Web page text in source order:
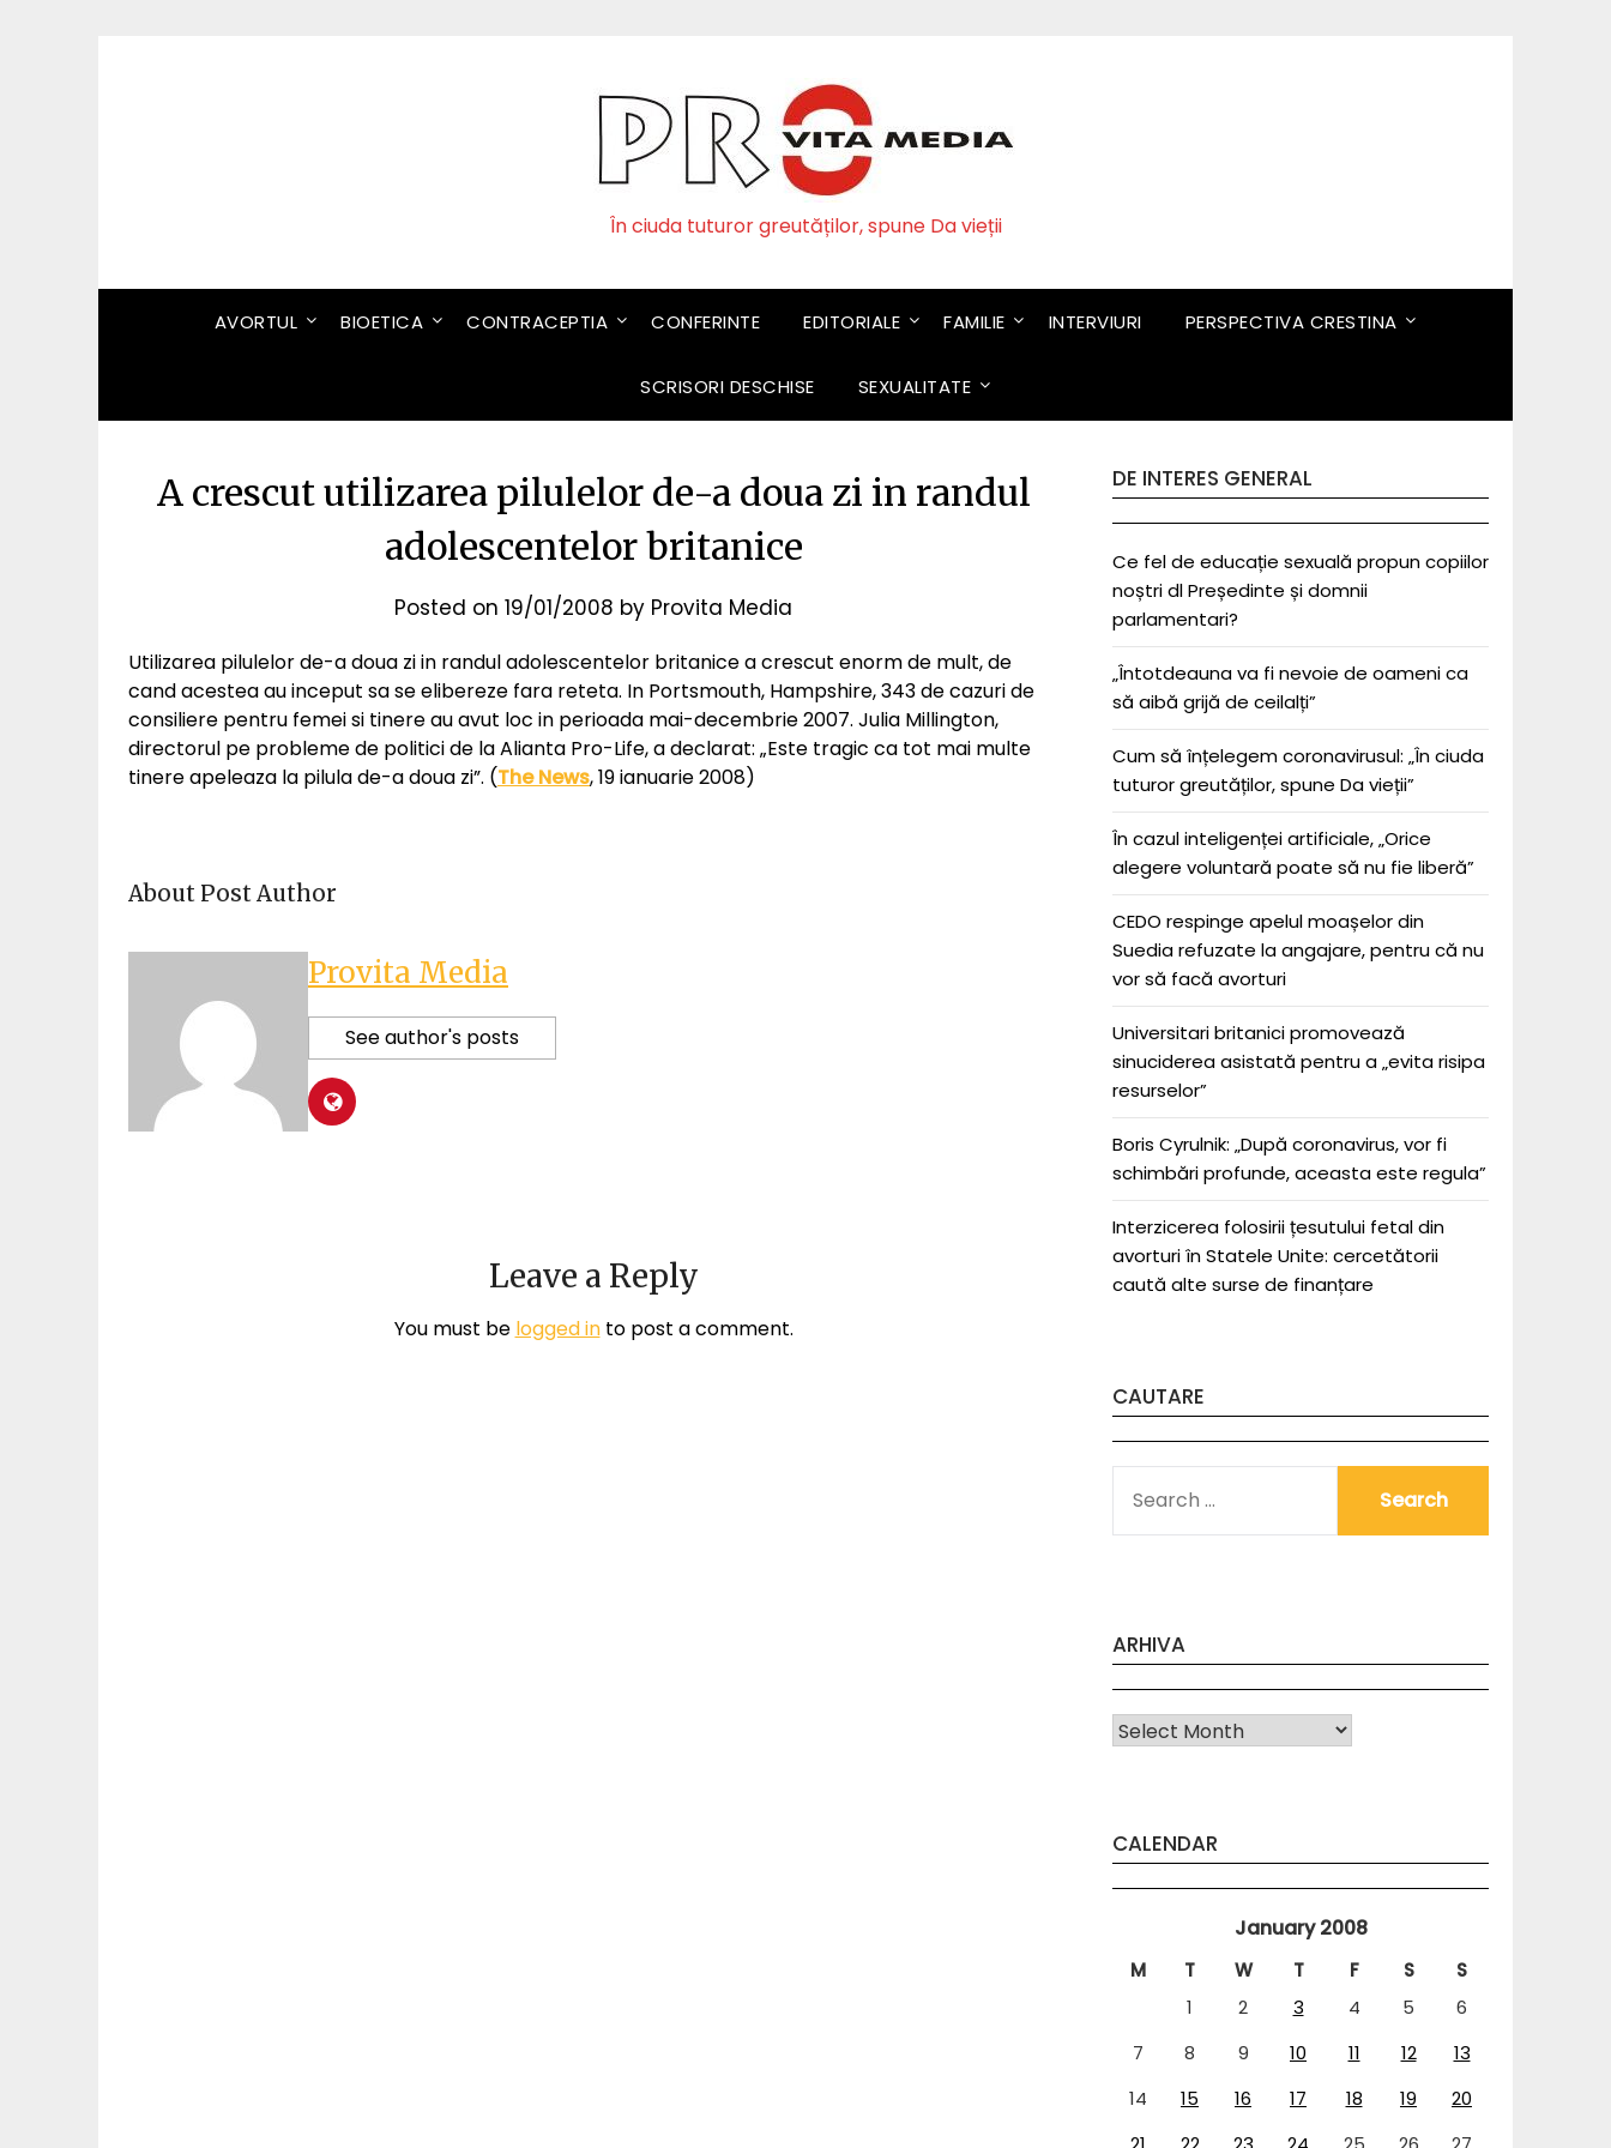
În ciuda tuturor greutăților, spune Da vieții
AVORTUL BIOETICA CONTRACEPTIA CONFERINTE EDITORIALE FAMILIE INTERVIURI PERSPECTIVA CRESTINA
SCRISORI DESCHISE SEXUALITATE
A crescut utilizarea pilulelor de-a doua zi in randul
adolescentelor britanice
Posted on 19/01/2008 by Provita Media
Utilizarea pilulelor de-a doua zi in randul adolescentelor britanice a crescut enorm de mult, de
cand acestea au inceput sa se elibereze fara reteta. In Portsmouth, Hampshire, 343 de cazuri de
consiliere pentru femei si tinere au avut loc in perioada mai-decembrie 2007. Julia Millington,
directorul pe probleme de politici de la Alianta Pro-Life, a declarat: „Este tragic ca tot mai multe
tinere apeleaza la pilula de-a doua zi”. (The News, 19 ianuarie 2008)
About Post Author
Provita Media
See author's posts
Leave a Reply
You must be logged into post a comment.
DE INTERES GENERAL
Ce fel de educație sexuală propun copiilor
noștri dl Președinte și domnii
parlamentari?
„Întotdeauna va fi nevoie de oameni ca
să aibă grijă de ceilalți”
Cum să înțelegem coronavirusul: „În ciuda
tuturor greutăților, spune Da vieții”
În cazul inteligenței artificiale, „Orice
alegere voluntară poate să nu fie liberă”
CEDO respinge apelul moașelor din
Suedia refuzate la angajare, pentru că nu
vor să facă avorturi
Universitari britanici promovează
sinuciderea asistată pentru a „evita risipa
resurselor”
Boris Cyrulnik: „După coronavirus, vor fi
schimbări profunde, aceasta este regula”
Interzicerea folosirii țesutului fetal din
avorturi în Statele Unite: cercetătorii
caută alte surse de finanțare
CAUTARE
FOR:
ARHIVA
Arhiva
CALENDAR
January 2008
M T W T F S
S
1
2 3 4 5
6
7
8 9 10 11 12
13
14
15 16 17 18 19
20